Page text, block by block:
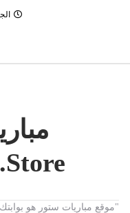
"موقع مباريات ستور هو بوابتك